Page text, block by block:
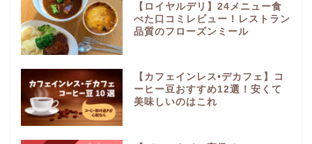
【ロイヤルデリ】24メニュー食
べた口コミレビュー！レストラン
品質のフローズンミール
【カフェインレス•デカフェ】コ
ーヒー豆おすすめ12選！安くて
美味しいのはこれ